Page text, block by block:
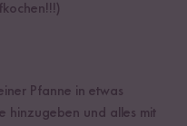
Pfanne in etwas
hinzugeben und alles mit